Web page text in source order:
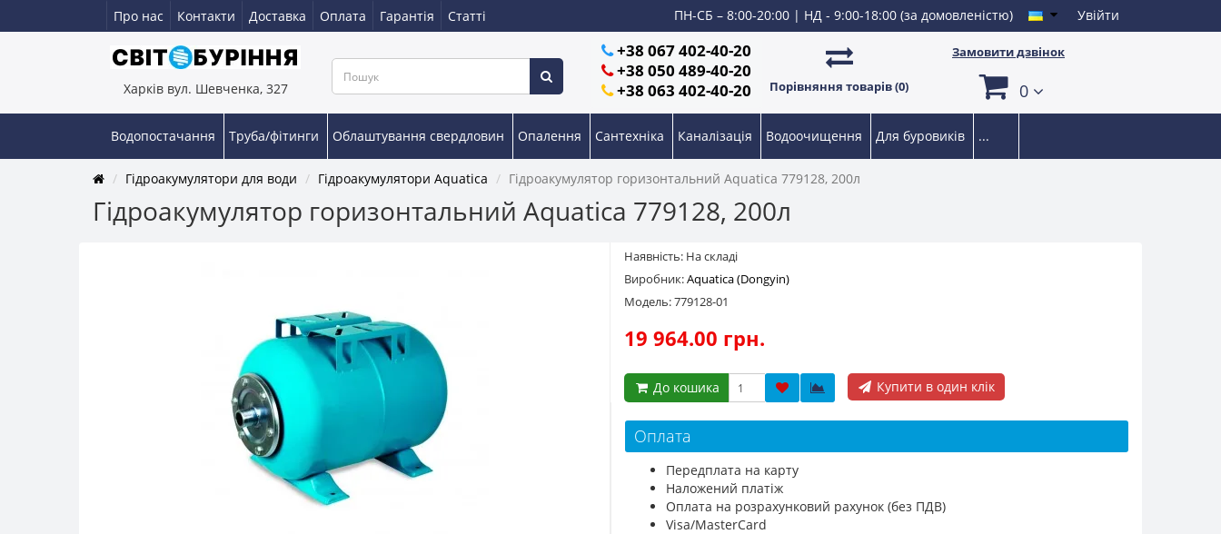
Про нас Контакти Доставка Оплата Гарантія Статті ПН-СБ – 8:00-20:00 | НД - 9:00-18:00 (за домовленістю) Увійти
Харків вул. Шевченка, 327
+38 067 402-40-20
+38 050 489-40-20
+38 063 402-40-20
Порівняння товарів (0)
Замовити дзвінок
0
Водопостачання Труба/фітинги Облаштування свердловин Опалення Сантехніка Каналізація Водоочищення Для буровиків ...
Гідроакумулятори для води Гідроакумулятори Aquatica Гідроакумулятор горизонтальний Aquatica 779128, 200л
Гідроакумулятор горизонтальний Aquatica 779128, 200л
Наявність: На складі
Виробник:Aquatica (Dongyin)
Модель: 779128-01
19 964.00 грн.
До кошика Купити в один клік
Оплата
Передплата на карту
Наложений платіж
Оплата на розрахунковий рахунок (без ПДВ)
Visa/MasterCard